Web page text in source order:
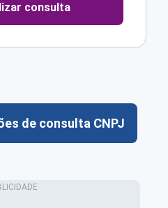
consulta
de consulta CNPJ